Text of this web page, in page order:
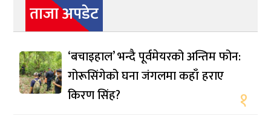
ताजा अपडेट
‘बचाइहाल’ भन्दै पूर्वमेयरको अन्तिम फोन:
गोरूसिंगेको घना जंगलमा कहाँ हराए
किरण सिंह?
१